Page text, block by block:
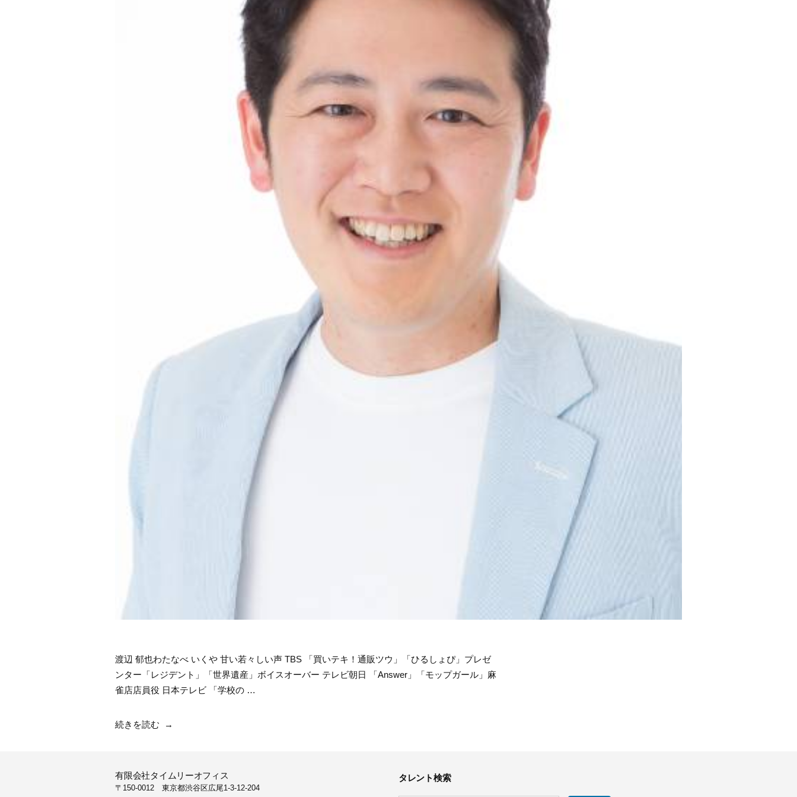
渡辺 郁也わたなべ いくや 甘い若々しい声 TBS 「買いテキ！通販ツウ」「ひるしょぴ」プレゼ
ンター「レジデント」「世界遺産」ボイスオーバー テレビ朝日 「Answer」「モップガール」麻
雀店店員役 日本テレビ 「学校の …
“渡
也”
の
続きを読む
有限会社タイムリーオフィス
〒150-0012 東京都渋谷区広尾1-3-12-204
タレント検索